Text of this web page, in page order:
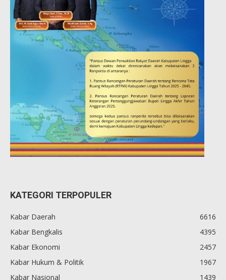
KATEGORI TERPOPULER
Kabar Daerah
6616
Kabar Bengkalis
4395
Kabar Ekonomi
2457
Kabar Hukum & Politik
1967
Kabar Nasional
1439